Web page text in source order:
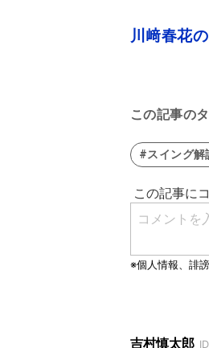
川﨑春花
この記事の
#スイング解